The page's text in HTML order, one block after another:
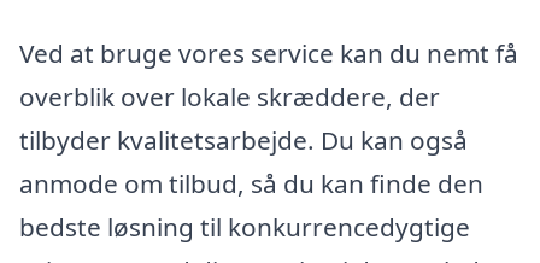
Ved at bruge vores service kan du nemt få
overblik over lokale skræddere, der
tilbyder kvalitetsarbejde. Du kan også
anmode om tilbud, så du kan finde den
bedste løsning til konkurrencedygtige